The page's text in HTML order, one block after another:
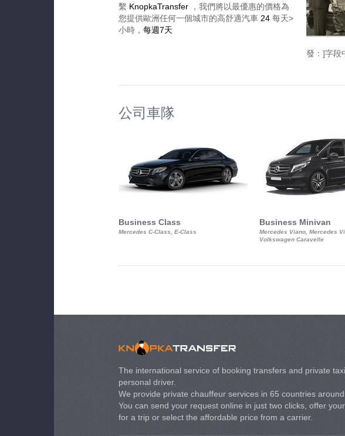
繫 KnopkaTransfer
，我們將以最優惠的價格為
您提供歐洲任何一個城市的高舒適汽車 24 每天>
小時， 每週7天
發：]字段
公司車隊
Business Class
Mercedes C-Class, E-Class
Business Minivan
Mercedes Viano, Mercedes
Volkswagen Caravelle
The international service of booking transfers and private
personal driver.
We provide private chauffeur services in 65 countries around
You can send your request online in just two clicks, offer
for a trip or select the affordable price from a carrier.